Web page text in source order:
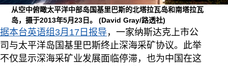
从空中俯瞰太平洋中部岛国基里巴斯的北塔拉瓦岛和南塔拉瓦
岛，摄于2013年5月23日。(David Gray/路透社)
据本台英语组3月17日报导 ，一家纳斯达克上市公
司与太平洋岛国基里巴斯终止深海采矿协议。此举
不仅显示深海采矿业发展面临停滞，也为中国在这